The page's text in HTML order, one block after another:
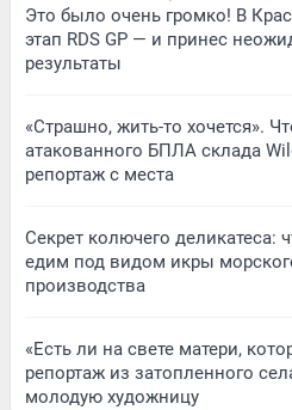
Это было очень громко! В
этап RDS GP — и принес
результаты
«Страшно, жить-то хочется».
атакованного БПЛА склада
репортаж с места
Секрет колючего
едим под видом икры
производства
«Есть ли на свете матери,
репортаж из затопленного
молодую художницу